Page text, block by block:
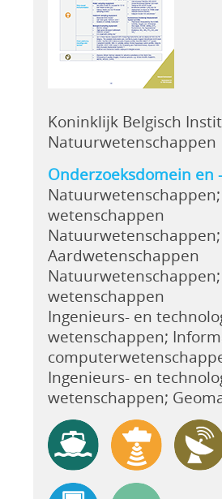
Koninklijk Belgisch
Natuurwetenschappen
Onderzoeksdomein en
wetenschappen
Natuurwetenschappen;
Aardwetenschappen
wetenschappen
Ingenieurs- en
wetenschappen;
Ingenieurs- en
wetenschappen;